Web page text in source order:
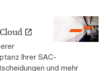
Ihrer SAC-
und mehr